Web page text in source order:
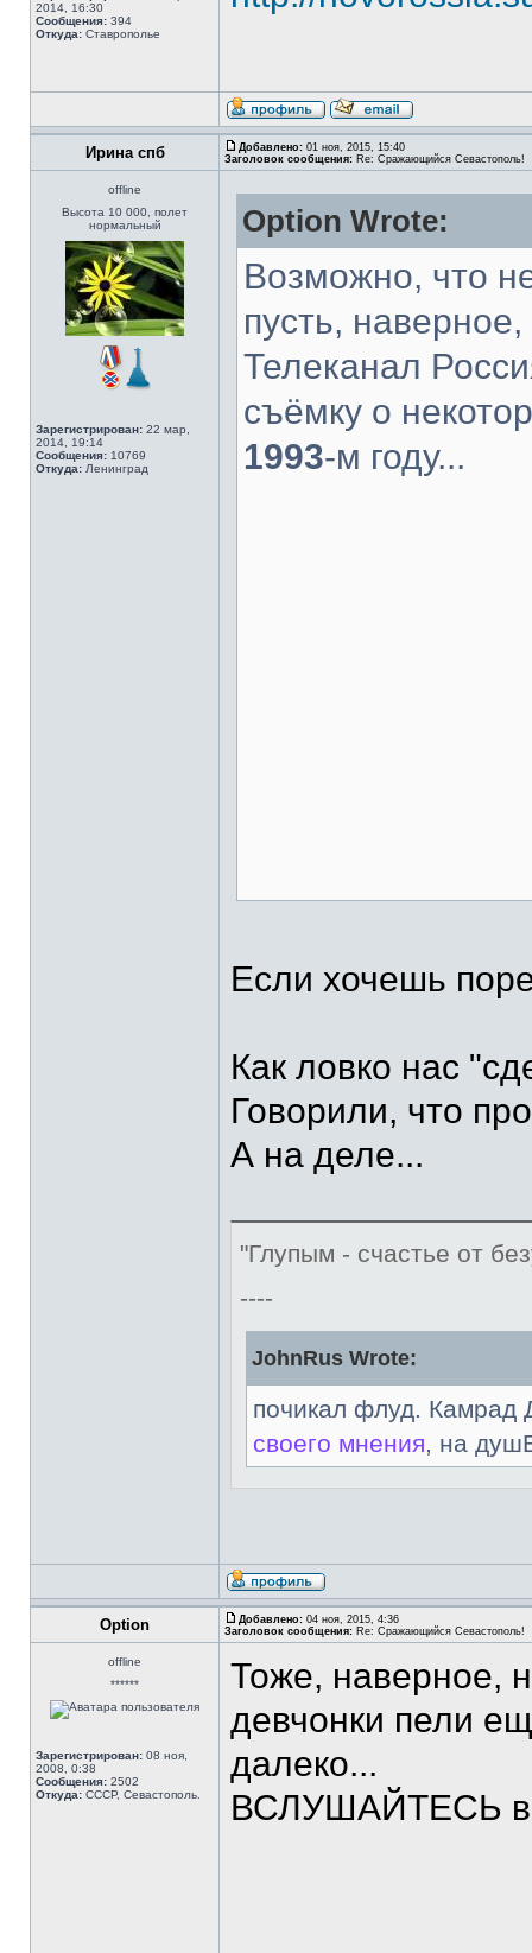
2014, 16:30
Сообщения: 394
Откуда: Ставрополье
Ирина спб Добавлено: 01 ноя, 2015, 15:40
Заголовок сообщения: Re: Сражающийся Севастополь!
offline
Высота 10 000, полет
нормальный
Зарегистрирован: 22 мар,
2014, 19:14
Сообщения: 10769
Откуда: Ленинград
Option Wrote:
Возможно, что
пусть,
Телеканал
съёмку о
1993-м году...
Если хочешь
Как ловко нас
Говорили, что
А на деле...
"Глупым - счастье от
----
JohnRus Wrote:
почикал флуд. Камрад
своего мнения, на
Option Добавлено: 04 ноя, 2015, 4:36
Заголовок сообщения: Re: Сражающийся Севастополь!
offline
******
Зарегистрирован: 08 ноя,
2008, 0:38
Сообщения: 2502
Откуда: СССР, Севастополь.
Тоже, наверное,
девчонки пели
далеко...
ВСЛУШАЙТЕСЬ в